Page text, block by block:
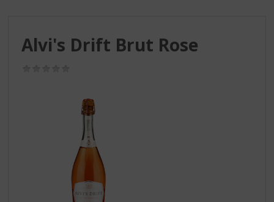
Alvi's Drift Brut Rose